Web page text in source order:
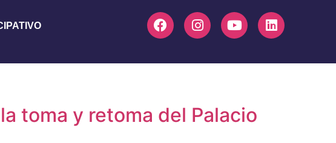
toma y retoma del Palacio